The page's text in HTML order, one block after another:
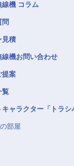
線機 コラム
見積
線機お問い合わせ
提案
覧
ャラクター「トラシ
部屋